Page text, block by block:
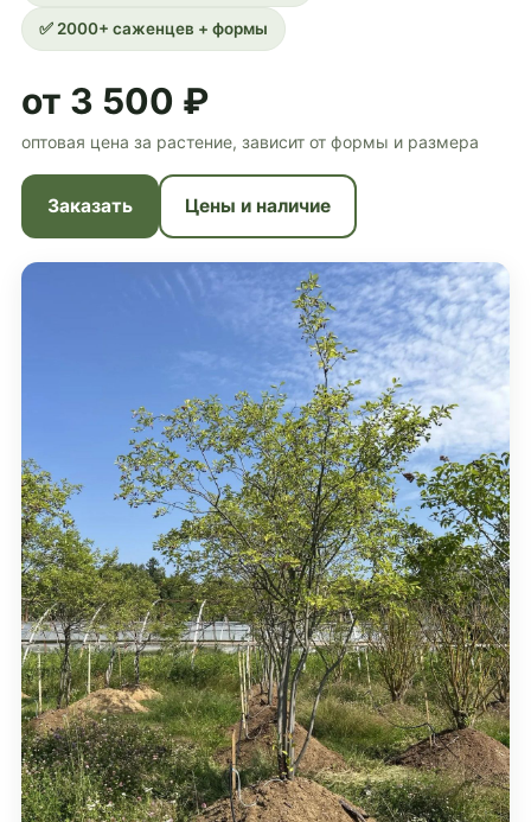
✅ 2000+ саженцев + формы
от 3 500 ₽
оптовая цена за растение, зависит от формы и размера
Заказать Цены и наличие